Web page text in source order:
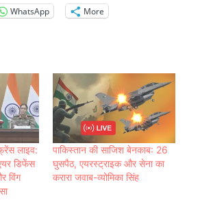
WhatsApp
More
लाइव:
डिफेंस
विंग
पाकिस्तान की साजिश बेनकाब: 26
घुसपैठ, एयरस्ट्राइक और सेना का
करारा जवाब-व्योमिका सिंह